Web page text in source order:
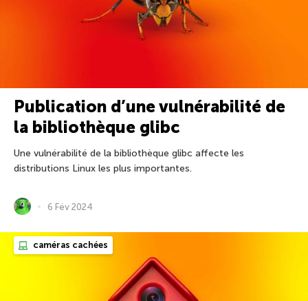
Publication d’une vulnérabilité de
la bibliothèque glibc
Une vulnérabilité de la bibliothèque glibc affecte les
distributions Linux les plus importantes.
6 Fév 2024
caméras cachées